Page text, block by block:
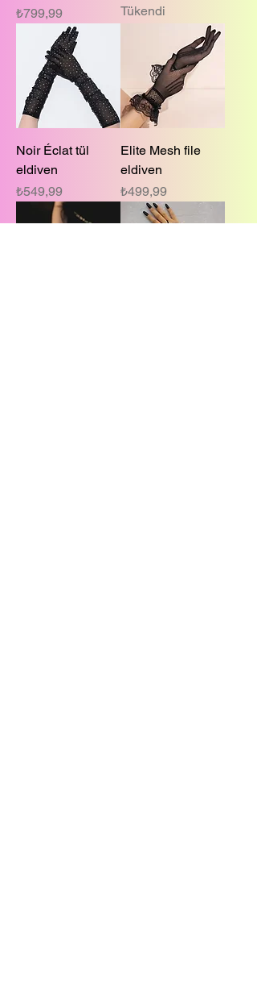
Fiyat
₺799,99
Tükendi
Noir Éclat tül
eldiven
Fiyat
₺549,99
Elite Mesh file
eldiven
Fiyat
₺499,99